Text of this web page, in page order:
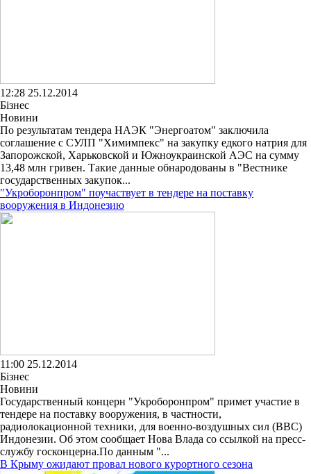
12:28 25.12.2014
Бізнес
Новини
По результатам тендера НАЭК "Энергоатом" заключила
соглашение с СУЛП "Химимпекс" на закупку едкого натрия для
Запорожской, Харьковской и Южноукраинской АЭС на сумму
13,48 млн гривен. Такие данные обнародованы в "Вестнике
государственных закупок...
"Укроборонпром" поучаствует в тендере на поставку
вооружения в Индонезию
11:00 25.12.2014
Бізнес
Новини
Государственный концерн "Укроборонпром" примет участие в
тендере на поставку вооружения, в частности,
радиолокационной техники, для военно-воздушных сил (ВВС)
Индонезии. Об этом сообщает Нова Влада со ссылкой на пресс-
службу госконцерна.По данным "...
В Крыму ожидают провал нового курортного сезона